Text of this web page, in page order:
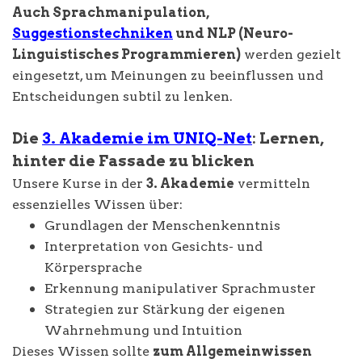
Auch Sprachmanipulation,
Suggestionstechniken und NLP (Neuro-
Linguistisches Programmieren) werden gezielt
eingesetzt, um Meinungen zu beeinflussen und
Entscheidungen subtil zu lenken.
Die 3. Akademie im UNIQ-Net: Lernen,
hinter die Fassade zu blicken
Unsere Kurse in der 3. Akademie vermitteln
essenzielles Wissen über:
Grundlagen der Menschenkenntnis
Interpretation von Gesichts- und
Körpersprache
Erkennung manipulativer Sprachmuster
Strategien zur Stärkung der eigenen
Wahrnehmung und Intuition
Dieses Wissen sollte zum Allgemeinwissen